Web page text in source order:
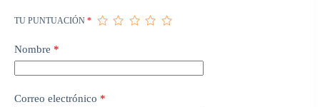
TU PUNTUACIÓN *
Nombre *
Correo electrónico *